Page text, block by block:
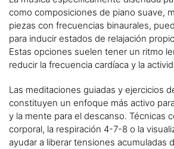
como composiciones de piano suave,
piezas con frecuencias binaurales,
para inducir estados de relajación
Estas opciones suelen tener un ritmo
reducir la frecuencia cardíaca y la
Las meditaciones guiadas y ejercicios
constituyen un enfoque más activo
y la mente para el descanso. Técnicas
corporal, la respiración 4-7-8 o la
ayudar a liberar tensiones acumuladas